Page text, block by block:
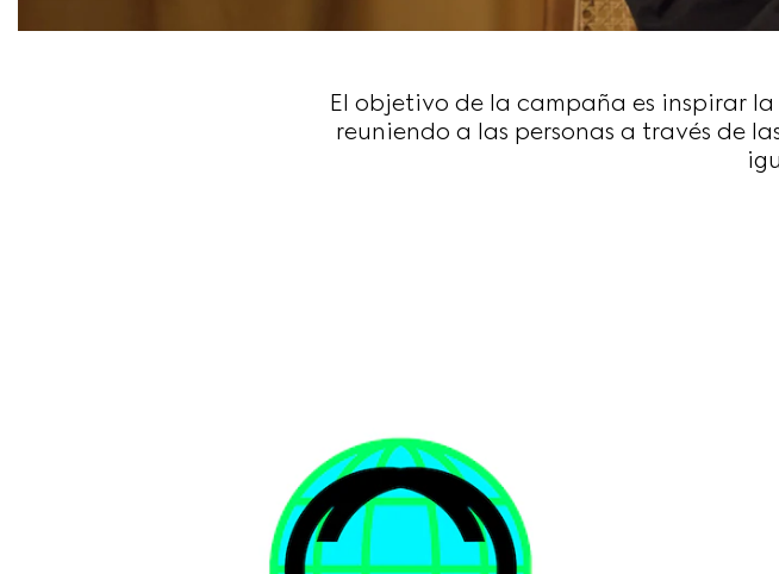
El objetivo de la campaña es inspirar
reuniendo a las personas a través de